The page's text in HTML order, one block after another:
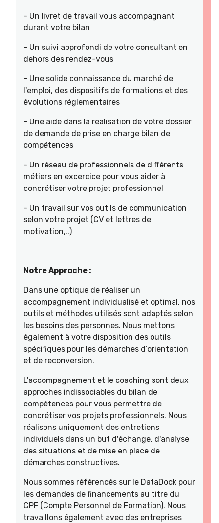
- Un livret de travail vous accompagnant
durant votre bilan
- Un suivi approfondi de votre consultant en
dehors des rendez-vous
- Une solide connaissance du marché de
l'emploi, des dispositifs de formations et des
évolutions réglementaires
- Une aide dans la réalisation de votre dossier
de demande de prise en charge bilan de
compétences
- Un réseau de professionnels de différents
métiers en excercice pour vous aider à
concrétiser votre projet professionnel
- Un travail sur vos outils de communication
selon votre projet (CV et lettres de
motivation,..)
Notre Approche :
Dans une optique de réaliser un
accompagnement individualisé et optimal, nos
outils et méthodes utilisés sont adaptés selon
les besoins des personnes. Nous mettons
également à votre disposition des outils
spécifiques pour les démarches d’orientation
et de reconversion.
L'accompagnement et le coaching sont deux
approches indissociables du bilan de
compétences pour vous permettre de
concrétiser vos projets professionnels. Nous
réalisons uniquement des entretiens
individuels dans un but d'échange, d'analyse
des situations et de mise en place de
démarches constructives.
Nous sommes référencés sur le DataDock pour
les demandes de financements au titre du
CPF (Compte Personnel de Formation). Nous
travaillons également avec des entreprises